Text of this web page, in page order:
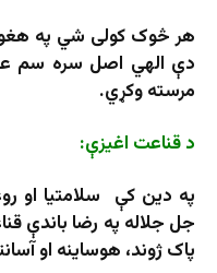
هر څوک کولی شي په هغو
دې الهي اصل سره سم
مرسته وکړي.
د قناعت اغیزې:
په دین کې سلامتیا او
جل جلاله په رضا باندې
پاک ژوند، هوساینه او